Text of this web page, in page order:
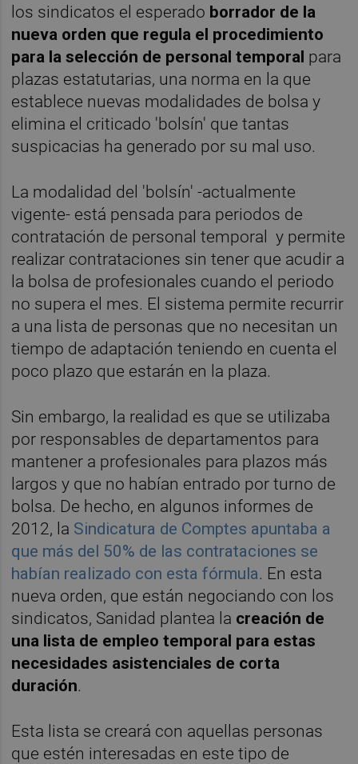
los sindicatos el esperado borrador de la
nueva orden que regula el procedimiento
para la selección de personal temporal para
plazas estatutarias, una norma en la que
establece nuevas modalidades de bolsa y
elimina el criticado 'bolsín' que tantas
suspicacias ha generado por su mal uso.
La modalidad del 'bolsín' -actualmente
vigente- está pensada para periodos de
contratación de personal temporal y permite
realizar contrataciones sin tener que acudir a
la bolsa de profesionales cuando el periodo
no supera el mes. El sistema permite recurrir
a una lista de personas que no necesitan un
tiempo de adaptación teniendo en cuenta el
poco plazo que estarán en la plaza.
Sin embargo, la realidad es que se utilizaba
por responsables de departamentos para
mantener a profesionales para plazos más
largos y que no habían entrado por turno de
bolsa. De hecho, en algunos informes de
2012, la Sindicatura de Comptes apuntaba a
que más del 50% de las contrataciones se
habían realizado con esta fórmula. En esta
nueva orden, que están negociando con los
sindicatos, Sanidad plantea la creación de
una lista de empleo temporal para estas
necesidades asistenciales de corta
duración.
Esta lista se creará con aquellas personas
que estén interesadas en este tipo de